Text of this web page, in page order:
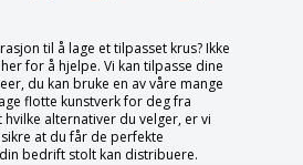
til å lage et tilpasset krus? Ikke
for å hjelpe. Vi kan tilpasse dine
du kan bruke en av våre mange
flotte kunstverk for deg fra
hvilke alternativer du velger, er vi
at du får de perfekte
bedrift stolt kan distribuere.